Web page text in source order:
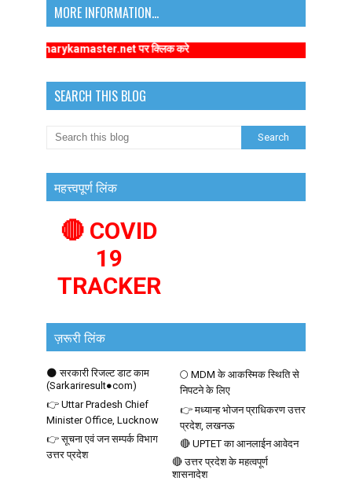
MORE INFORMATION...
पर क्लिक करे
SEARCH THIS BLOG
महत्त्वपूर्ण लिंक
🔴 COVID
19
TRACKER
ज़रूरी लिंक
🌑 सरकारी रिजल्ट डाट काम
(Sarkariresult●com)
🌕 MDM के आकस्मिक स्थिति से
निपटने के लिए
👉 Uttar Pradesh Chief
Minister Office, Lucknow
👉 मध्यान्ह भोजन प्राधिकरण उत्तर
प्रदेश, लखनऊ
👉 सूचना एवं जन सम्पर्क विभाग
उत्तर प्रदेश
🔴 UPTET का आनलाईन आवेदन
🔴 उत्तर प्रदेश के महत्वपूर्ण
शासनादेश